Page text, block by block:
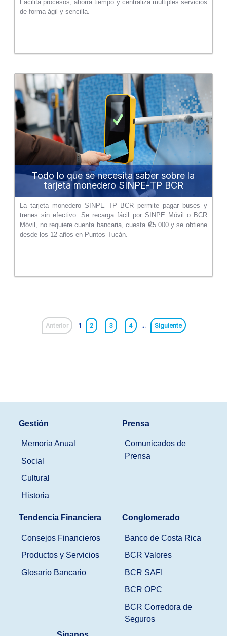
Facilita procesos, ahorra tiempo y centraliza múltiples servicios
de forma ágil y sencilla.
Todo lo que se necesita saber sobre la
tarjeta monedero SINPE‑TP BCR
La tarjeta monedero SINPE TP BCR permite pagar buses y
trenes sin efectivo. Se recarga fácil por SINPE Móvil o BCR
Móvil, no requiere cuenta bancaria, cuesta ₡5.000 y se obtiene
desde los 12 años en Puntos Tucán.
Anterior 1 2 3 4 ... Siguiente
Gestión
Memoria Anual
Social
Cultural
Historia
Prensa
Comunicados de
Prensa
Tendencia Financiera
Consejos Financieros
Productos y Servicios
Glosario Bancario
Conglomerado
Banco de Costa Rica
BCR Valores
BCR SAFI
BCR OPC
BCR Corredora de
Seguros